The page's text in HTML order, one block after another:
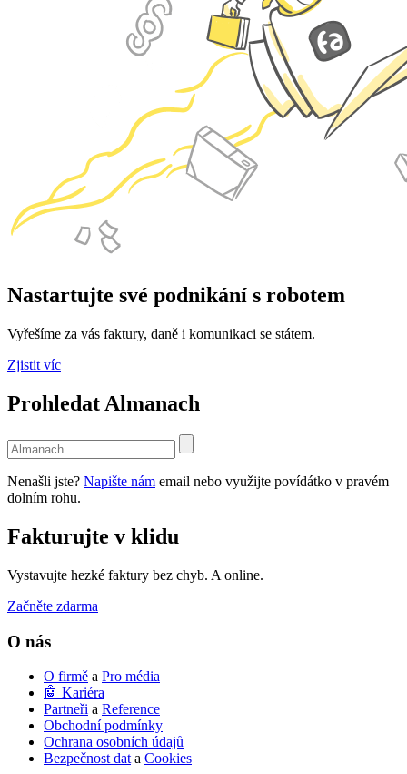
Nastartujte své podnikání s robotem
Vyřešíme za vás faktury, daně i komunikaci se státem.
Zjistit víc
Prohledat Almanach
Use
the
and
a
Nenašli jste? Napište nám email nebo využijte povídátko v pravém
dolním rohu.
Fakturujte v klidu
Vystavujte hezké faktury bez chyb. A online.
Začněte zdarma
O nás
O firmě a Pro média
🤖 Kariéra
Partneři a Reference
Obchodní podmínky
Ochrana osobních údajů
Bezpečnost dat a Cookies